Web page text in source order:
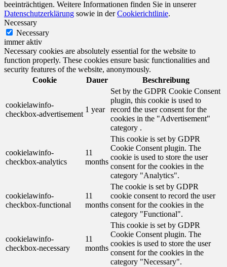
beeinträchtigen. Weitere Informationen finden Sie in unserer
Datenschutzerklärung sowie in derCookierichtlinie.
Necessary
Necessary
immer aktiv
Necessary cookies are absolutely essential for the website to
function properly. These cookies ensure basic functionalities and
security features of the website, anonymously.
Cookie
Dauer Beschreibung
cookielawinfo-
checkbox-advertisement
1 year
Set by the GDPR Cookie Consent
plugin, this cookie is used to
record the user consent for the
cookies in the "Advertisement"
category .
cookielawinfo-
checkbox-analytics
11
months
This cookie is set by GDPR
Cookie Consent plugin. The
cookie is used to store the user
consent for the cookies in the
category "Analytics".
cookielawinfo-
checkbox-functional
11
months
The cookie is set by GDPR
cookie consent to record the user
consent for the cookies in the
category "Functional".
cookielawinfo-
checkbox-necessary
11
months
This cookie is set by GDPR
Cookie Consent plugin. The
cookies is used to store the user
consent for the cookies in the
category "Necessary".